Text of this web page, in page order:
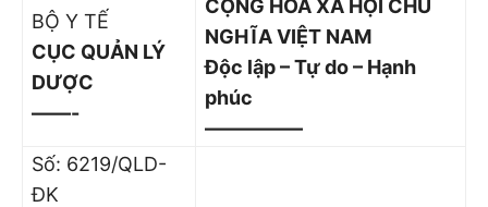
BỘ Y TẾ
CỤC QUẢN LÝ
DƯỢC
——-
CỘNG HÒA XÃ HỘI CHỦ
NGHĨA VIỆT NAM
Độc lập – Tự do – Hạnh
phúc
—————
Số: 6219/QLD-
ĐK